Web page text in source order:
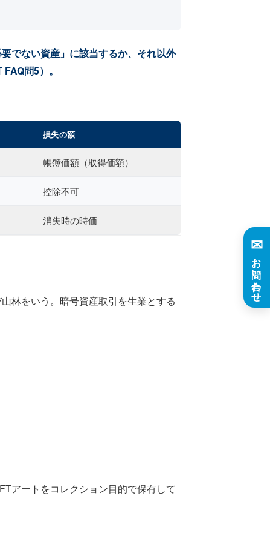
でない資産」に該当するか、それ以外
問5）。
損失の額
帳簿価額（取得価額）
控除不可
消失時の時価
林をいう。暗号資産取引を生業とする
アートをコレクション目的で保有して
✉
お問い合わせ